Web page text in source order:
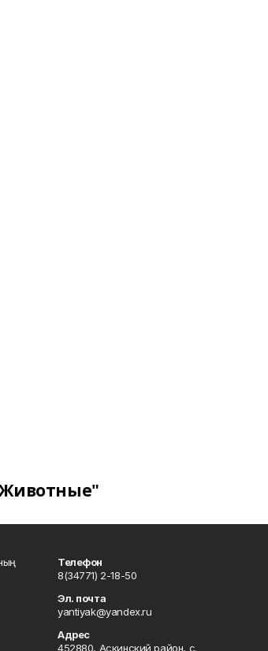
Телефон
8(34771) 2-18-50
Эл. почта
yantiyak@yandex.ru
Адрес
452880, Аскинский район, с.